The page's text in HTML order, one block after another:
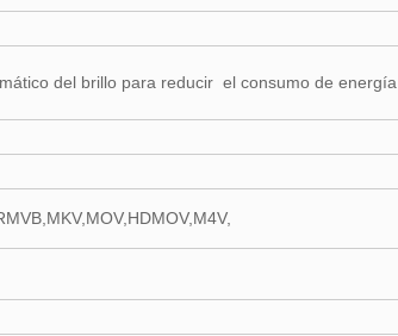
del brillo para reducir el consumo de energía